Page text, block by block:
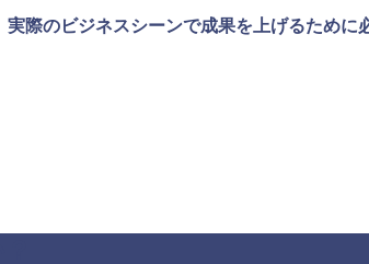
実際のビジネスシーンで成果を上げるために